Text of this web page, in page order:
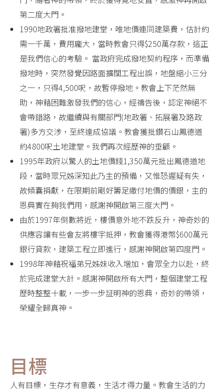
第二度大門。
1990地政署批准撥地建堂，唯地價連同建築費，估計約
需一千萬，費用龐大，當時教會只得$250萬存款，這正
是我們信心的考驗。 當政府完成撥地契約程序，而準備
撥地時，突然發覺因路面擴闊工程出誤，地盤縮小三分
之一，只得4,500呎，故暫停撥地。教會上下茫然無
助，神藉困難激發我們的信心，經禱告後，認定神絕不
會帶錯路，故繼續與有關部門(地政署、拓展署及路政
署)多方交涉，至終達成協議。教會獲批鑽石山鳳德道
約4800呎土地建堂。我們再次經歷神的垂顧。
1995年政府以驚人的土地價錢1,350萬元批出鳳德道地
段，當時眾兄姊深知此乃主的預備，又惟恐遲疑有失，
故傾囊捐獻，在限期前剛好籌足繳付地價的價銀，主的
恩典實在夠我們用，感謝神開啟第三度大門。
由於1997年倒數將近，樓價意外地不跌反升，神奇妙的
供應容讓有些會友將樓宇抵押，教會獲得港幣$600萬元
銀行貸款，建築工程立即進行，感謝神開啟第四度門。
1998年神藉祝福弟兄姊妹收入增加，會眾全力以赴，終
於完成建堂大計。感謝神開啟所有大門，整個建堂工程
歷時整整十載，一步一步証明神的恩典，奇妙的帶領，
榮耀全歸真神。
目標
人有目標，生存才有意義，生活才得力量。教會生活的力